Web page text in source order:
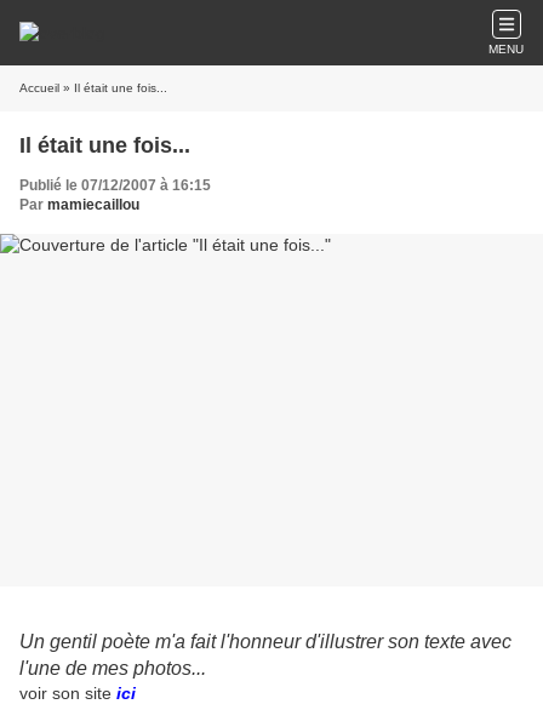
MENU
Accueil » Il était une fois...
Il était une fois...
Publié le 07/12/2007 à 16:15
Par mamiecaillou
Un gentil poète m'a fait l'honneur d'illustrer son texte avec
l'une de mes photos...
voir son site ici